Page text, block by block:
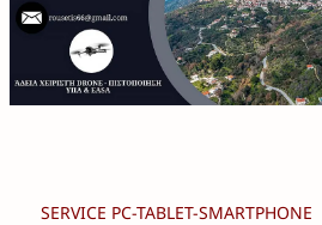
SERVICE PC-TABLET-SMARTPHONE